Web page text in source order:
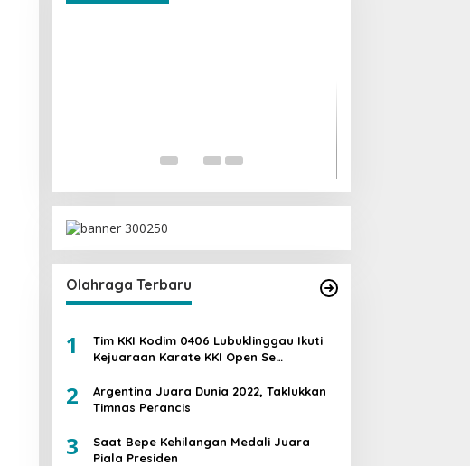
Olahraga Terbaru
1
Tim KKI Kodim 0406 Lubuklinggau Ikuti
Kejuaraan Karate KKI Open Se
2
Argentina Juara Dunia 2022, Taklukkan
Timnas Perancis
3
Saat Bepe Kehilangan Medali Juara
Piala Presiden